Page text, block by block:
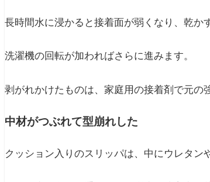
長時間水に浸かると接着面が弱くなり、乾か
洗濯機の回転が加わればさらに進みます。
剥がれかけたものは、家庭用の接着剤で元の
中材がつぶれて型崩れした
クッション入りのスリッパは、中にウレタン